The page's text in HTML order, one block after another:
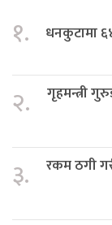
१. धनकुटामा
२.
गृहमन्त्री
३.
रकम ठगी